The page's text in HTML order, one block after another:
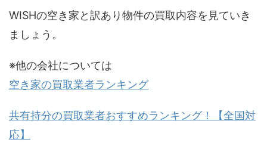
WISHの空き家と訳あり物件の買取内容を見ていき
ましょう。
※他の会社については
空き家の買取業者ランキング
共有持分の買取業者おすすめランキング！【全国対
応】